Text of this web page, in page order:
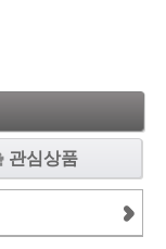
관심상품